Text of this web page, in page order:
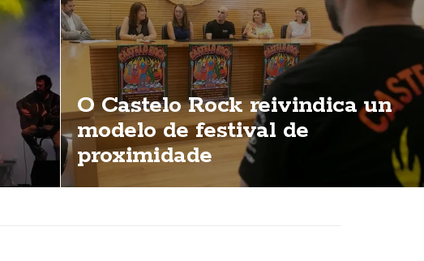
O Castelo Rock reivindica un
modelo de festival de
proximidade